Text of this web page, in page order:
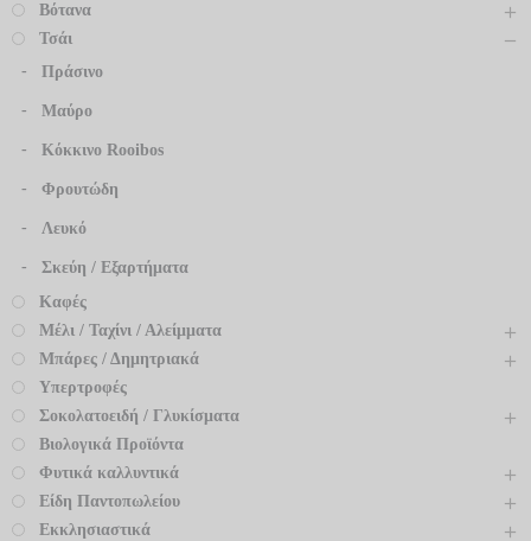
Βότανα
Τσάι
Πράσινο
Μαύρο
Κόκκινο Rooibos
Φρουτώδη
Λευκό
Σκεύη / Εξαρτήματα
Καφές
Μέλι / Ταχίνι / Αλείμματα
Μπάρες / Δημητριακά
Υπερτροφές
Σοκολατοειδή / Γλυκίσματα
Βιολογικά Προϊόντα
Φυτικά καλλυντικά
Είδη Παντοπωλείου
Εκκλησιαστικά